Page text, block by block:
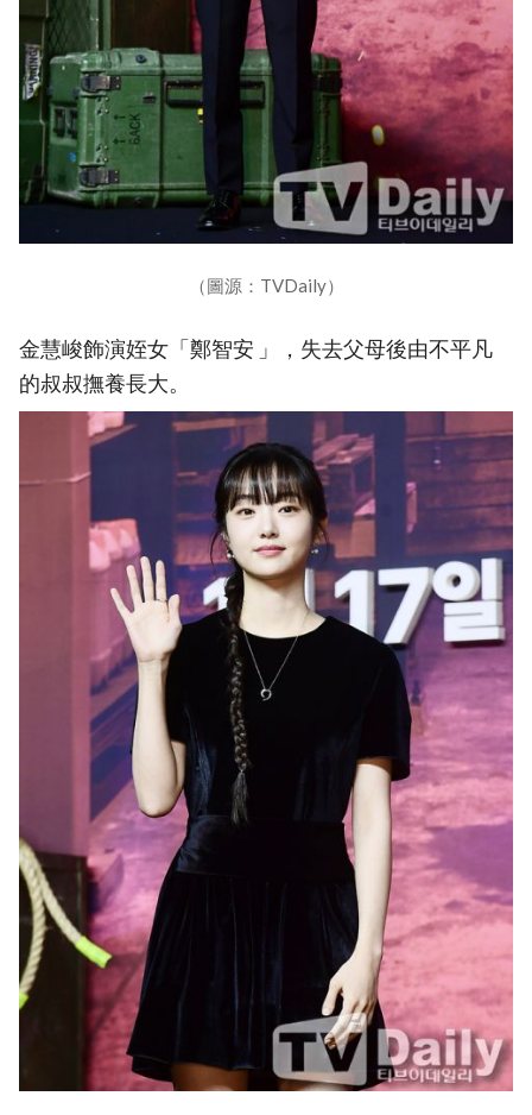
（圖源：TVDaily）
金慧峻飾演姪女「鄭智安 」，失去父母後由不平凡
的叔叔撫養長大。